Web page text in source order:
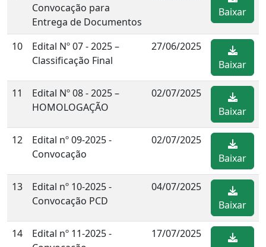
Convocação para
Entrega de Documentos
Baixar
10
Edital Nº 07 - 2025 –
Classificação Final
27/06/2025
Baixar
11
Edital Nº 08 - 2025 –
HOMOLOGAÇÃO
02/07/2025
Baixar
12
Edital nº 09-2025 -
Convocação
02/07/2025
Baixar
13
Edital nº 10-2025 -
Convocação PCD
04/07/2025
Baixar
14
Edital nº 11-2025 -
17/07/2025